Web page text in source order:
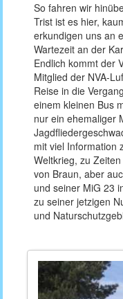
So fahren wir
Trist ist es hier,
erkundigen uns an
Wartezeit an der
Endlich kommt der
Mitglied der NVA-
Reise in die
einem kleinen Bus
nur ein ehemaliger
mit viel Information
Weltkrieg, zu
von Braun, aber
und seiner MiG 23
zu seiner jetzigen
und